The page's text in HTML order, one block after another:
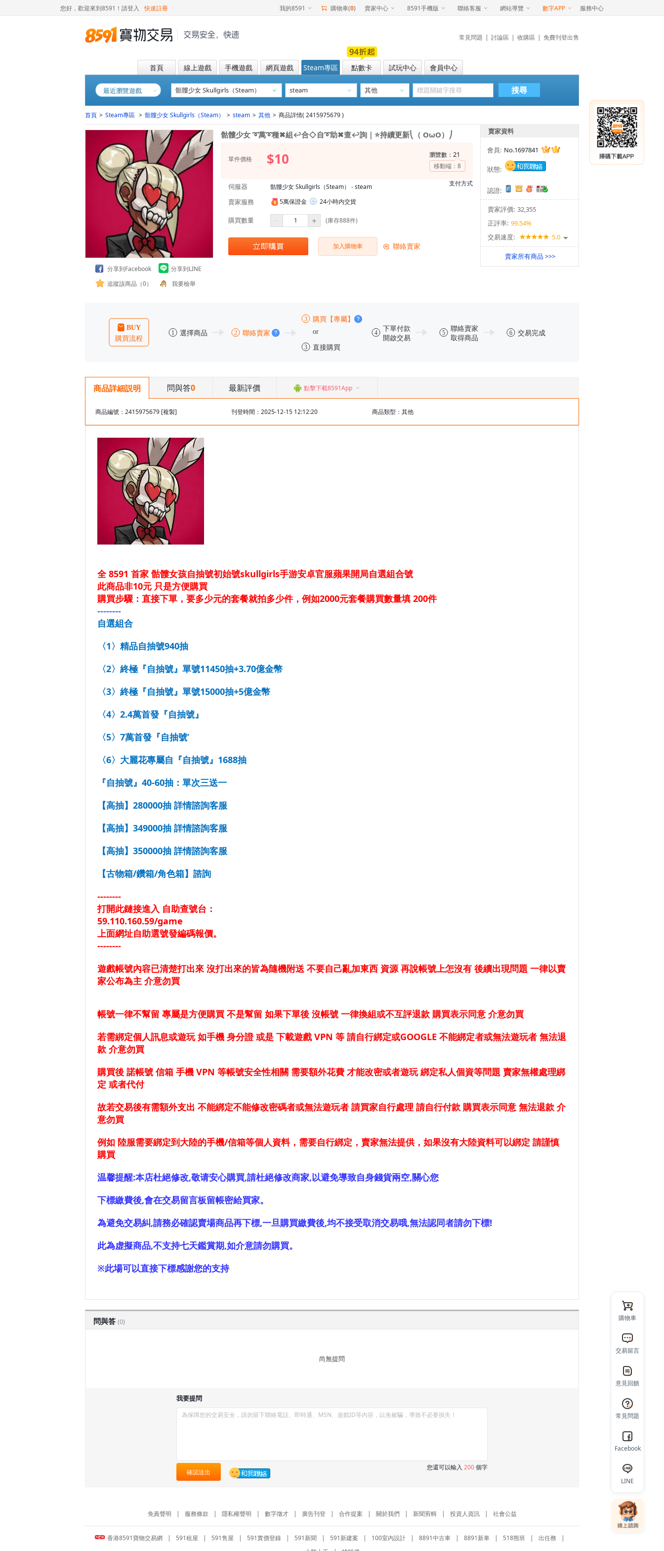
您好，歡迎來到8591！ 請登入 快速註冊 我的8591 購物車(0) 賣家中心 8591手機版 聯絡客服 網站導覽 數字APP 服務中心
常見問題 | 討論區 | 收購區 | 免費刊登出售
首頁 線上遊戲 手機遊戲 網頁遊戲 Steam專區 點數卡 試玩中心 會員中心
最近瀏覽遊戲 搜尋
首頁 > Steam專區 > 骷髏少女 Skullgirls（Steam） > steam > 其他 > 商品詳情( 2415975679 )
分享到Facebook
分享到LINE
追蹤該商品（0）
我要檢舉
骷髏少女 ➰萬➰種✖組↩合◇自➰助✖查↩詢｜⭐持續更新⎝（ OωO）⎠
單件價格 $10 瀏覽數： 21
移動端： 8
伺服器 骷髏少女 Skullgirls（Steam） - steam
賣家服務 5萬保證金 24小時内交貨
購買數量 (庫存888件)
加入購物車 聯絡賣家
支付方式
賣家資料
會員: No.1697841
狀態:
認證:
賣家評價: 32,355
正評率: 99.54%
交易速度:
5.0
賣家所有商品 >>>
商品詳細説明 問與答0 最新評價 點擊下載8591App
商品編號：2415975679 [複製] 刊登時間：2025-12-15 12:12:20 商品類型：其他
全 8591 首家 骷髏女孩自抽號初始號skullgirls手游安卓官服蘋果開局自選組合號
此商品非10元 只是方便購買
購買步驟：直接下單，要多少元的套餐就拍多少件，例如2000元套餐購買數量填 200件
--------
自選組合
〈1〉精品自抽號940抽
〈2〉終極『自抽號』單號11450抽+3.70億金幣
〈3〉終極『自抽號』單號15000抽+5億金幣
〈4〉2.4萬首發『自抽號』
〈5〉7萬首發『自抽號’
〈6〉大麗花專屬自『自抽號』1688抽
『自抽號』40-60抽：單次三送一
【高抽】280000抽 詳情諮詢客服
【高抽】349000抽 詳情諮詢客服
【高抽】350000抽 詳情諮詢客服
【古物箱/鑽箱/角色箱】諮詢
--------
打開此鏈接進入 自助查號台：
59.110.160.59/game
上面網址自助選號發編碼報價。
--------
遊戲帳號內容已清楚打出來 沒打出來的皆為隨機附送 不要自己亂加東西 資源 再說帳號上怎沒有 後續出現問題 一律以賣
家公布為主 介意勿買
帳號一律不幫留 專屬是方便購買 不是幫留 如果下單後 沒帳號 一律換組或不互評退款 購買表示同意 介意勿買
若需綁定個人訊息或遊玩 如手機 身分證 或是 下載遊戲 VPN 等 請自行綁定或GOOGLE 不能綁定者或無法遊玩者 無法退
款 介意勿買
購買後 諾帳號 信箱 手機 VPN 等帳號安全性相關 需要額外花費 才能改密或者遊玩 綁定私人個資等問題 賣家無權處理綁
定 或者代付
故若交易後有需額外支出 不能綁定不能修改密碼者或無法遊玩者 請買家自行處理 請自行付款 購買表示同意 無法退款 介
意勿買
例如 陸服需要綁定到大陸的手機/信箱等個人資料，需要自行綁定，賣家無法提供，如果沒有大陸資料可以綁定 請謹慎
購買
温馨提醒:本店杜絕修改,敬请安心購買,請杜絕修改商家,以避免導致自身錢貨兩空,關心您
下標繳費後,會在交易留言板留帳密給買家。
為避免交易糾,請務必確認賣場商品再下標,一旦購買繳費後,均不接受取消交易哦,無法認同者請勿下標!
此為虚擬商品,不支持七天鑑賞期,如介意請勿購買。
※此場可以直接下標感謝您的支持
問與答 (0)
尚無提問
我要提問
確認送出
您還可以輸入 200個字
購物車
交易留言
意見回饋
常見問題
Facebook
LINE
免責聲明 | 服務條款 | 隱私權聲明 | 數字徵才 | 廣告刊登 | 合作提案 | 關於我們 | 新聞剪輯 | 投資人資訊 | 社會公益
香港8591寶物交易網 | 591租屋 | 591售屋 | 591實價登錄 | 591新聞 | 591新建案 | 100室內設計 | 8891中古車 | 8891新車 | 518熊班 | 出任務
|